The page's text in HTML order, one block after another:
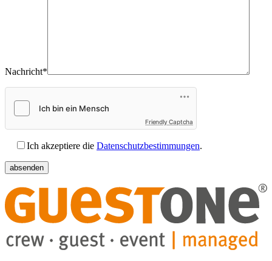
Nachricht*
Friendly Captcha
Ich akzeptiere die Datenschutzbestimmungen.